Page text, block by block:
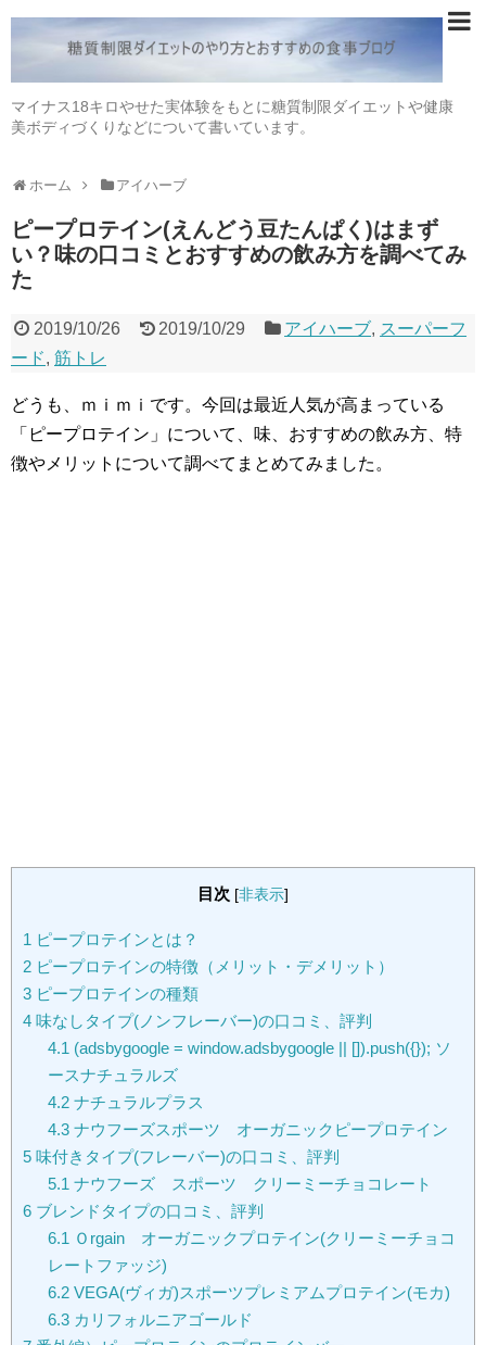
マイナス18キロやせた実体験をもとに糖質制限ダイエットや健康
美ボディづくりなどについて書いています。
ホーム アイハーブ
ピープロテイン(えんどう豆たんぱく)はまず
い？味の口コミとおすすめの飲み方を調べてみ
た
2019/10/26 2019/10/29 アイハーブ, スーパーフ
ード, 筋トレ
どうも、ｍｉｍｉです。今回は最近人気が高まっている
「ピープロテイン」について、味、おすすめの飲み方、特
徴やメリットについて調べてまとめてみました。
目次 [非表示]
1 ピープロテインとは？
2 ピープロテインの特徴（メリット・デメリット）
3 ピープロテインの種類
4 味なしタイプ(ノンフレーバー)の口コミ、評判
4.1 (adsbygoogle = window.adsbygoogle || []).push({}); ソ
ースナチュラルズ
4.2ナチュラルプラス
4.3ナウフーズスポーツ オーガニックピープロテイン
5 味付きタイプ(フレーバー)の口コミ、評判
5.1 ナウフーズ スポーツ クリーミーチョコレート
6 ブレンドタイプの口コミ、評判
6.1 Ｏrgain オーガニックプロテイン(クリーミーチョコ
レートファッジ)
6.2VEGA(ヴィガ)スポーツプレミアムプロテイン(モカ)
6.3カリフォルニアゴールド